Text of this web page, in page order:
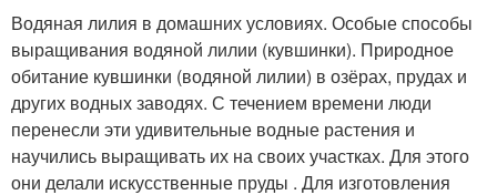
Водяная лилия в домашних условиях. Особые способы
выращивания водяной лилии (кувшинки). Природное
обитание кувшинки (водяной лилии) в озёрах, прудах и
других водных заводях. С течением времени люди
перенесли эти удивительные водные растения и
научились выращивать их на своих участках. Для этого
они делали искусственные пруды . Для изготовления